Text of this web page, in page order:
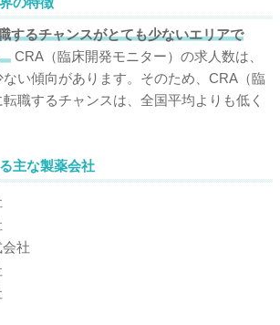
するチャンスがとても少ないエリアで
CRA（臨床開発モニター）の求人数は、
い傾向があります。そのため、CRA（臨
職するチャンスは、全国平均よりも低く
主な製薬会社
社